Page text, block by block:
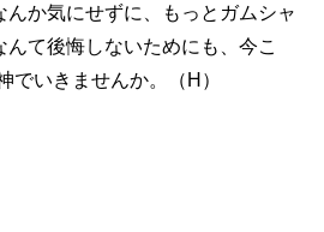
んか気にせずに、もっとガムシャ
んて後悔しないためにも、今こ
でいきませんか。（H）